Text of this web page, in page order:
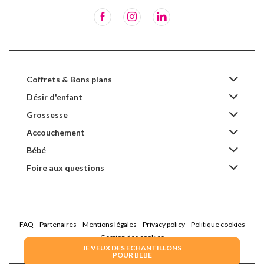
JE VEUX DES ECHANTILLONS
POUR BEBE
Coffrets & Bons plans
Désir d'enfant
Grossesse
Accouchement
Bébé
Foire aux questions
FAQ Partenaires Mentions légales Privacy policy
Politique cookies
Gestion des cookies